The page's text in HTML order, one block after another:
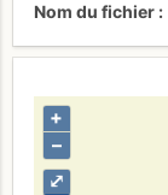
Nom du fichier
⤢
+
–